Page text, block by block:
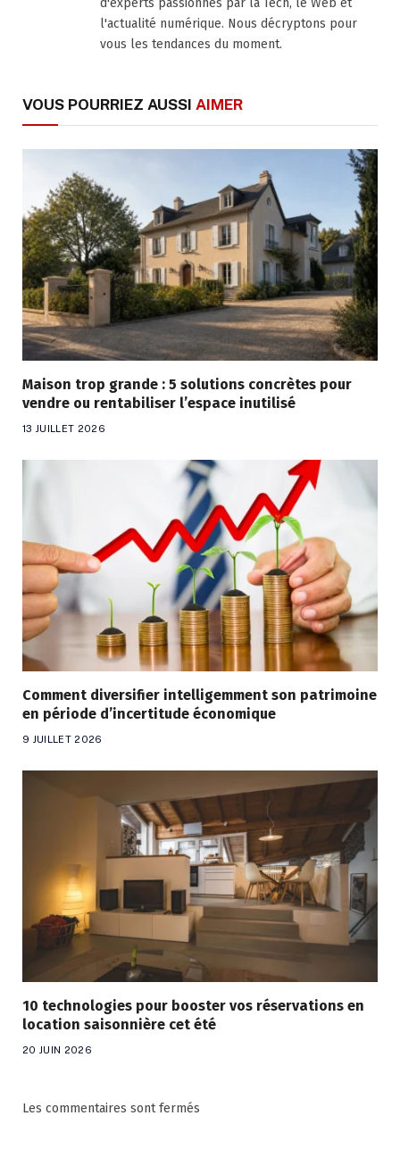
d'experts passionnés par la Tech, le Web et
l'actualité numérique. Nous décryptons pour
vous les tendances du moment.
VOUS POURRIEZ AUSSI AIMER
Maison trop grande : 5 solutions concrètes pour
vendre ou rentabiliser l’espace inutilisé
13 JUILLET 2026
Comment diversifier intelligemment son patrimoine
en période d’incertitude économique
9 JUILLET 2026
10 technologies pour booster vos réservations en
location saisonnière cet été
20 JUIN 2026
Les commentaires sont fermés